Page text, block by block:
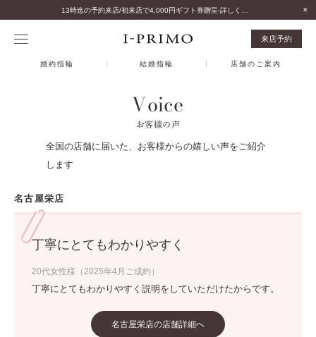
来店予約
婚約指輪 結婚指輪 店舗のご案内
Voice
お客様の声
全国の店舗に届いた、お客様からの嬉しい声をご紹介
します
名古屋栄店
丁寧にとてもわかりやすく
20代女性様（2025年4月ご成約）
丁寧にとてもわかりやすく説明をしていただけたからです。
名古屋栄店の店舗詳細へ